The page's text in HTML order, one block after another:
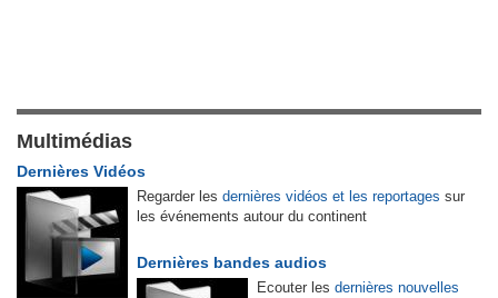
Multimédias
Dernières Vidéos
Regarder les dernières vidéos et les reportages sur
les événements autour du continent
Dernières bandes audios
Ecouter les dernières nouvelles